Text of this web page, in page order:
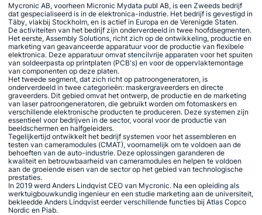
Mycronic AB, voorheen Micronic Mydata publ AB, is een Zweeds bedrijf
dat gespecialiseerd is in de elektronica-industrie. Het bedrijf is gevestigd in
Täby, vlakbij Stockholm, en is actief in Europa en de Verenigde Staten.
De activiteiten van het bedrijf zijn onderverdeeld in twee hoofdsegmenten.
Het eerste, Assembly Solutions, richt zich op de ontwikkeling, productie en
marketing van geavanceerde apparatuur voor de productie van flexibele
elektronica. Deze apparatuur omvat stencilvrije apparaten voor het spuiten
van soldeerpasta op printplaten (PCB's) en voor de oppervlaktemontage
van componenten op deze platen.
Het tweede segment, dat zich richt op patroongeneratoren, is
onderverdeeld in twee categorieën: maskergraveerders en directe
graveerders. Dit gebied omvat het ontwerp, de productie en de marketing
van laser patroongeneratoren, die gebruikt worden om fotomaskers en
verschillende elektronische producten te produceren. Deze systemen zijn
essentieel voor bedrijven in de sector, vooral voor de productie van
beeldschermen en halfgeleiders.
Tegelijkertijd ontwikkelt het bedrijf systemen voor het assembleren en
testen van cameramodules (CMAT), voornamelijk om te voldoen aan de
behoeften van de auto-industrie. Deze oplossingen garanderen de
kwaliteit en betrouwbaarheid van cameramodules en helpen te voldoen
aan de groeiende eisen van de sector op het gebied van technologische
prestaties.
In 2019 werd Anders Lindqvist CEO van Mycronic. Na een opleiding als
werktuigbouwkundig ingenieur en een studie marketing aan de universiteit,
bekleedde Anders Lindqvist eerder verschillende functies bij Atlas Copco
Nordic en Piab.